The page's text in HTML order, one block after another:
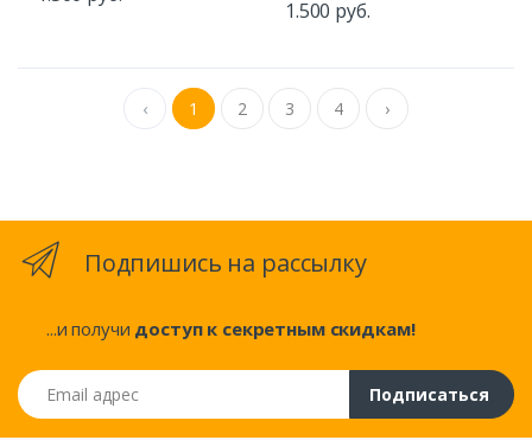
1.500 руб.
‹ 1 2 3 4 ›
Подпишись на рассылку
...и получи доступ к секретным скидкам!
Email адрес
Подписаться